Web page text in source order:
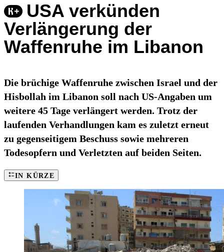
USA verkünden
Verlängerung der
Waffenruhe im Libanon
Die brüchige Waffenruhe zwischen Israel und der
Hisbollah im Libanon soll nach US-Angaben um
weitere 45 Tage verlängert werden. Trotz der
laufenden Verhandlungen kam es zuletzt erneut
zu gegenseitigem Beschuss sowie mehreren
Todesopfern und Verletzten auf beiden Seiten.
IN KÜRZE